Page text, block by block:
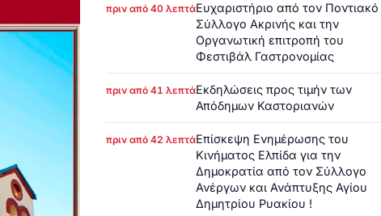
πριν από 40 λεπτάΕυχαριστήριο από τον Ποντιακό
Σύλλογο Ακρινής και την
Οργανωτική επιτροπή του
Φεστιβάλ Γαστρονομίας
πριν από 41 λεπτάΕκδηλώσεις προς τιμήν των
Απόδημων Καστοριανών
πριν από 42 λεπτάΕπίσκεψη Ενημέρωσης του
Κινήματος Ελπίδα για την
Δημοκρατία από τον Σύλλογο
Ανέργων και Ανάπτυξης Αγίου
Δημητρίου Ρυακίου !